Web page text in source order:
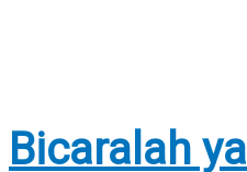
Bicaralah